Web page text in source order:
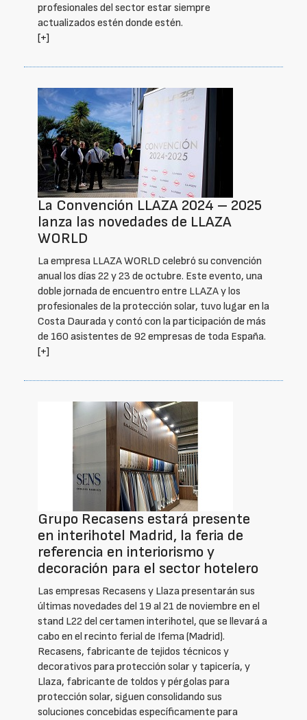
profesionales del sector estar siempre
actualizados estén donde estén.
[+]
La Convención LLAZA 2024 – 2025
lanza las novedades de LLAZA
WORLD
La empresa LLAZA WORLD celebró su convención
anual los días 22 y 23 de octubre. Este evento, una
doble jornada de encuentro entre LLAZA y los
profesionales de la protección solar, tuvo lugar en la
Costa Daurada y contó con la participación de más
de 160 asistentes de 92 empresas de toda España.
[+]
Grupo Recasens estará presente
en interihotel Madrid, la feria de
referencia en interiorismo y
decoración para el sector hotelero
Las empresas Recasens y Llaza presentarán sus
últimas novedades del 19 al 21 de noviembre en el
stand L22 del certamen interihotel, que se llevará a
cabo en el recinto ferial de Ifema (Madrid).
Recasens, fabricante de tejidos técnicos y
decorativos para protección solar y tapicería, y
Llaza, fabricante de toldos y pérgolas para
protección solar, siguen consolidando sus
soluciones concebidas específicamente para